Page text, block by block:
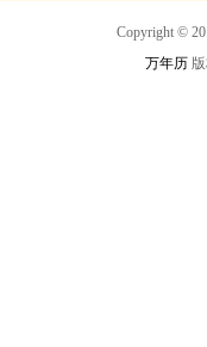
Copyright ©
万年历版